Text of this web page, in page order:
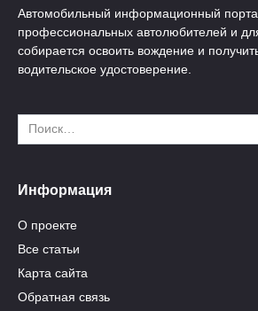
Автомобильный информационный
профессиональных автолюбителей и
собирается освоить вождение и
водительское удостоверение.
Search
for:
Информация
О проекте
Все статьи
Карта сайта
Обратная связь